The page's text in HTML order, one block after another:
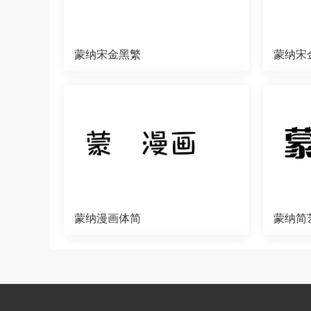
蒙纳宋金黑繁 蒙纳宋
蒙纳漫画体简 蒙纳简